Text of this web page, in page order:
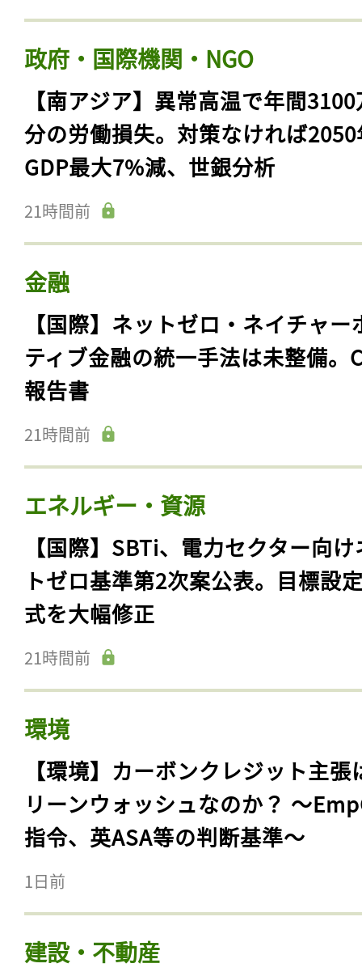
政府・国際機関・NGO
【南アジア】異常高温で年間
分の労働損失。対策なければ
GDP最大7%減、世銀分析
21時間前
金融
【国際】ネットゼロ・ネイチャー
ティブ金融の統一手法は未整備。
報告書
21時間前
エネルギー・資源
【国際】SBTi、電力セクター向
トゼロ基準第2次案公表。目標設
式を大幅修正
21時間前
環境
【環境】カーボンクレジット主張
リーンウォッシュなのか？ 〜
指令、英ASA等の判断基準〜
1日前
建設・不動産